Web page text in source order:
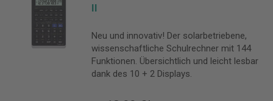
II
Neu und innovativ! Der solarbetriebene,
wissenschaftliche Schulrechner mit 144
Funktionen. Übersichtlich und leicht lesbar
dank des 10 + 2 Displays.